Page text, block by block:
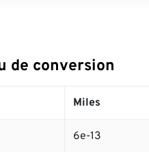
de conversion
Miles
6e-13